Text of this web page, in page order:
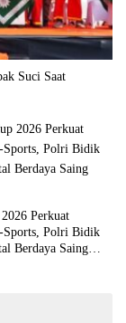
Suci Saat
Perkuat
Sports, Polri Bidik
Berdaya Saing